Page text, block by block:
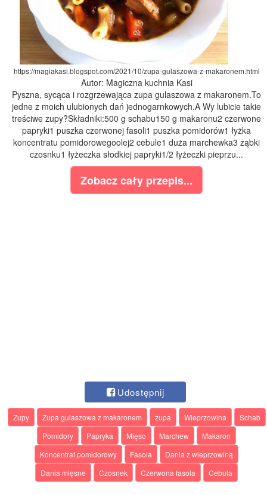
https://magiakasi.blogspot.com/2021/10/zupa-gulaszowa-z-makaronem.html
Autor: Magiczna kuchnia Kasi
Pyszna, sycąca i rozgrzewająca zupa gulaszowa z makaronem.To
jedne z moich ulubionych dań jednogarnkowych.A Wy lubicie takie
treściwe zupy?Składniki:500 g schabu150 g makaronu2 czerwone
papryki1 puszka czerwonej fasoli1 puszka pomidorów1 łyżka
koncentratu pomidorowegoolej2 cebule1 duża marchewka3 ząbki
czosnku1 łyżeczka słodkiej papryki1/2 łyżeczki pieprzu...
Zobacz cały przepis...
Udostępnij
Zupy Zupa gulaszowa z makaronem zupa Wieprzowina
Schab
Pomidory
Papryka Mięso Marchew
Makaron
Koncentrat pomidorowy
Fasola
Dania z wieprzowiną
Dania mięsne
Czosnek Czerwona fasola Cebula